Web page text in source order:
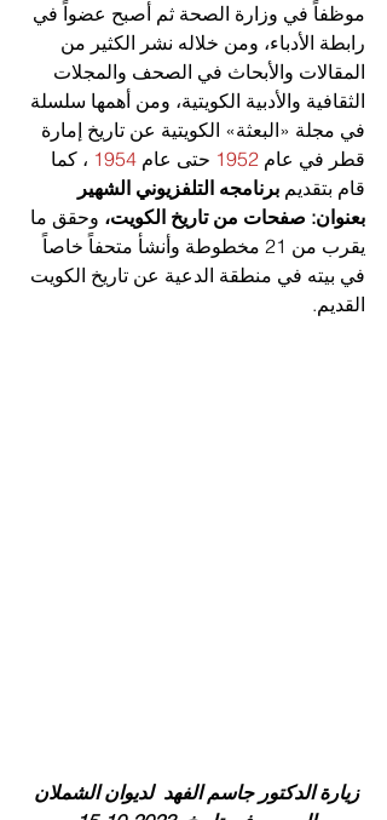
موظفاً في وزارة الصحة ثم أصبح عضواً في
رابطة الأدباء، ومن خلاله نشر الكثير من
المقالات والأبحاث في الصحف والمجلات
الثقافية والأدبية الكويتية، ومن أهمها سلسلة
في مجلة «البعثة» الكويتية عن تاريخ إمارة
قطر في عام 1952 حتى عام 1954 ، كما
قام بتقديم برنامجه التلفزيوني الشهير
بعنوان: صفحات من تاريخ الكويت، وحقق ما
يقرب من 21 مخطوطة وأنشأ متحفاً خاصاً
في بيته في منطقة الدعية عن تاريخ الكويت
القديم.
زيارة الدكتور جاسم الفهد  لديوان الشملان